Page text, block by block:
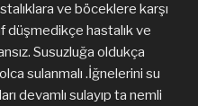
ve böceklere karşı
düşmedikçe hastalık ve
Susuzluğa oldukça
sulanmalı .İğnelerini su
devamlı sulayıp ta nemli